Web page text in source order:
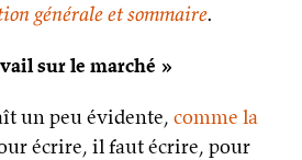
générale et sommaire.
sur le marché »
un peu évidente, comme la
écrire, il faut écrire, pour